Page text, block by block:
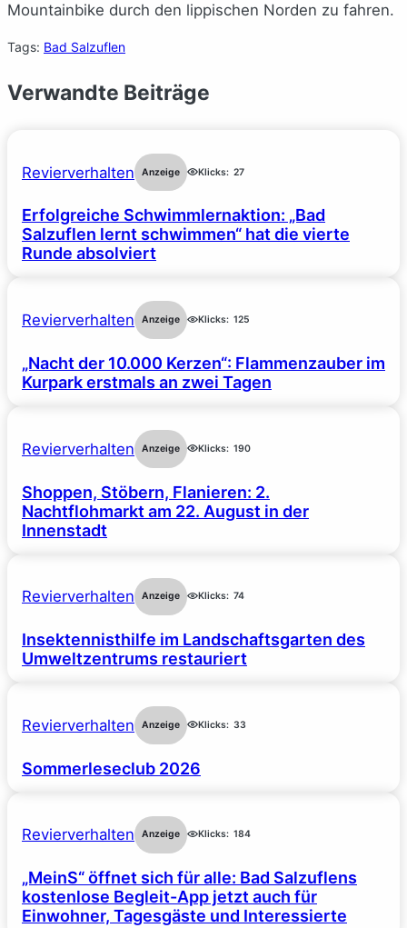
Mountainbike durch den lippischen Norden zu fahren.
Tags: Bad Salzuflen
Verwandte Beiträge
Revierverhalten Anzeige Klicks: 27
Erfolgreiche Schwimmlernaktion: „Bad
Salzuflen lernt schwimmen“ hat die vierte
Runde absolviert
Revierverhalten Anzeige Klicks: 125
„Nacht der 10.000 Kerzen“: Flammenzauber im
Kurpark erstmals an zwei Tagen
Revierverhalten Anzeige Klicks: 190
Shoppen, Stöbern, Flanieren: 2.
Nachtflohmarkt am 22. August in der
Innenstadt
Revierverhalten Anzeige Klicks: 74
Insektennisthilfe im Landschaftsgarten des
Umweltzentrums restauriert
Revierverhalten Anzeige Klicks: 33
Sommerleseclub 2026
Revierverhalten Anzeige Klicks: 184
„MeinS“ öffnet sich für alle: Bad Salzuflens
kostenlose Begleit-App jetzt auch für
Einwohner, Tagesgäste und Interessierte